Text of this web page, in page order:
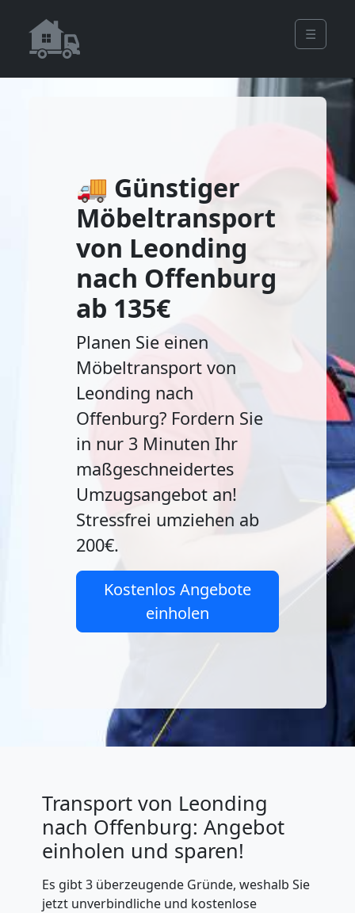
☰
🚚 Günstiger
Möbeltransport
von Leonding
nach Offenburg
ab 135€
Planen Sie einen
Möbeltransport von
Leonding nach
Offenburg? Fordern Sie
in nur 3 Minuten Ihr
maßgeschneidertes
Umzugsangebot an!
Stressfrei umziehen ab
200€.
Kostenlos Angebote
einholen
Transport von Leonding
nach Offenburg: Angebot
einholen und sparen!
Es gibt 3 überzeugende Gründe, weshalb Sie
jetzt unverbindliche und kostenlose